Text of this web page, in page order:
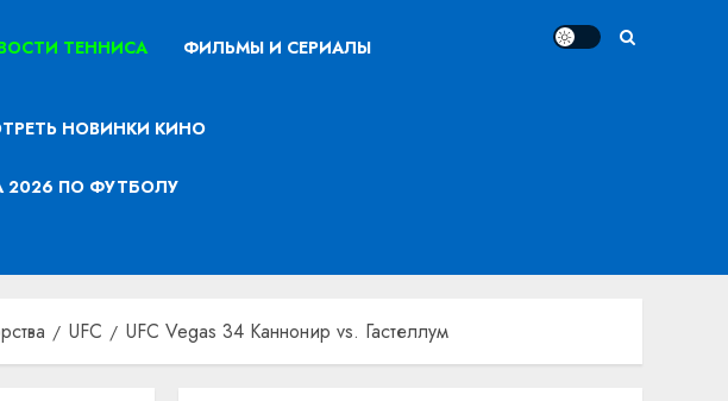
ТЕННИСА ФИЛЬМЫ И СЕРИАЛЫ
НОВИНКИ КИНО
2026 ПО ФУТБОЛУ
UFC UFC Vegas 34 Каннонир vs. Гастеллум